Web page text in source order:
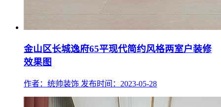
金山区长城逸府65平现代简约风格两室户装修
效果图
作者：统帅装饰 发布时间：2023-05-28